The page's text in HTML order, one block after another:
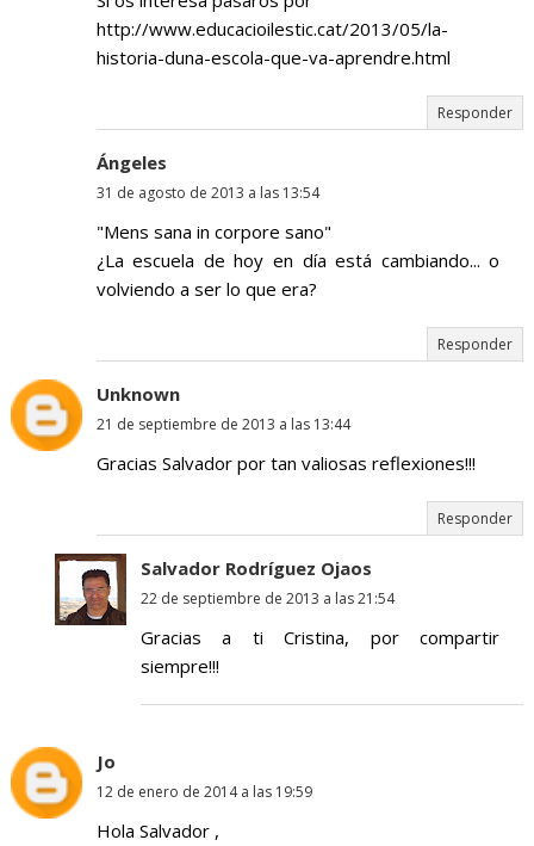
http://www.educacioilestic.cat/2013/05/la-
historia-duna-escola-que-va-aprendre.html
Responder
Ángeles
31 de agosto de 2013 a las 13:54
"Mens sana in corpore sano"
¿La escuela de hoy en día está cambiando... o
volviendo a ser lo que era?
Responder
Unknown
21 de septiembre de 2013 a las 13:44
Gracias Salvador por tan valiosas reflexiones!!!
Responder
Salvador Rodríguez Ojaos
22 de septiembre de 2013 a las 21:54
Gracias a ti Cristina, por compartir
siempre!!!
Jo
12 de enero de 2014 a las 19:59
Hola Salvador ,